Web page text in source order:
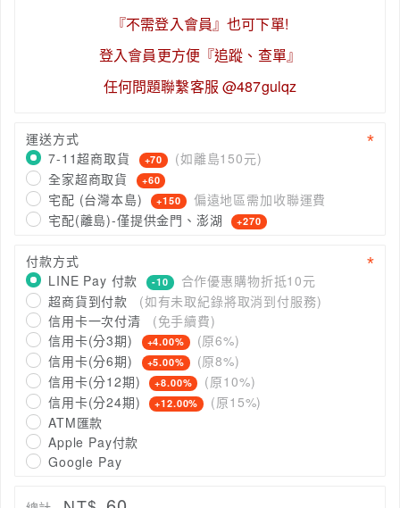
『不需登入會員』也可下單!
登入會員更方便『追蹤、查單』
任何問題聯繫客服 @487gulqz
運送方式
7-11超商取貨
+70
(如離島150元)
全家超商取貨
+60
宅配 (台灣本島) +150
偏遠地區需加收聯運費
宅配(離島)-僅提供金門、澎湖
+270
付款方式
LINE Pay 付款
-10
合作優惠購物折抵10元
超商貨到付款
(如有未取紀錄將取消到付服務)
信用卡一次付清
(免手續費)
信用卡(分3期)
+4.00%
(原6%)
信用卡(分6期)
+5.00%
(原8%)
信用卡(分12期)
+8.00%
(原10%)
信用卡(分24期)
+12.00%
(原15%)
ATM匯款
Apple Pay付款
Google Pay